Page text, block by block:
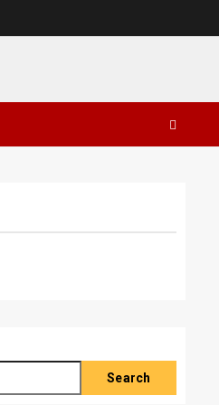
Search